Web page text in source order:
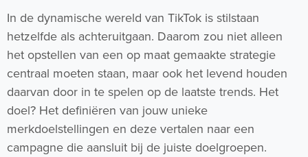
In de dynamische wereld van TikTok is stilstaan
hetzelfde als achteruitgaan. Daarom zou niet alleen
het opstellen van een op maat gemaakte strategie
centraal moeten staan, maar ook het levend houden
daarvan door in te spelen op de laatste trends. Het
doel? Het definiëren van jouw unieke
merkdoelstellingen en deze vertalen naar een
campagne die aansluit bij de juiste doelgroepen.